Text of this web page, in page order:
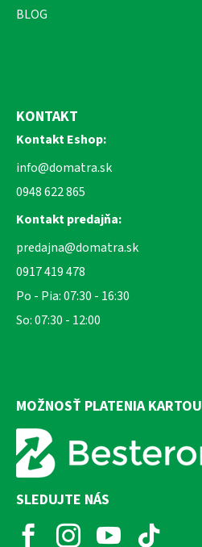
BLOG
KONTAKT
Kontakt Eshop:
info@domatra.sk
0948 622 865
Kontakt predajňa:
predajna@domatra.sk
0917 419 478
Po - Pia: 07:30 - 16:30
So: 07:30 - 12:00
MOŽNOSŤ PLATENIA KARTOU
SLEDUJTE NÁS